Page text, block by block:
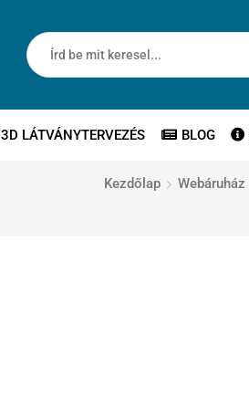
3D LÁTVÁNYTERVEZÉS BLOG
Kezdőlap Webáruház